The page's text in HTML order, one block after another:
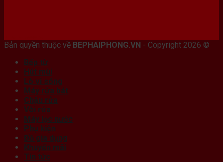
Bản quyền thuộc về BEPHAIPHONG.VN - Copyright 2026 ©
Bếp từ
Hút mùi
Lò vi sóng
Máy rửa bát
Chậu rửa
Vòi rửa
Máy lọc nước
Phụ kiện
Đồ gia dụng
Khuyến mãi
Tin tức